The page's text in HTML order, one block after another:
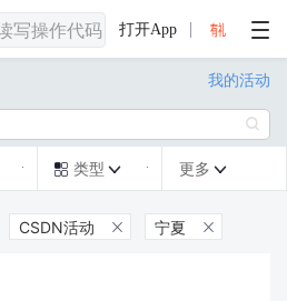
打开App
我的活动

 类型  更多 
CSDN活动  宁夏 